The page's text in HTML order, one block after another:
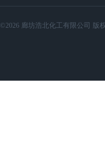
©2026 廊坊浩北化工有限公司 版